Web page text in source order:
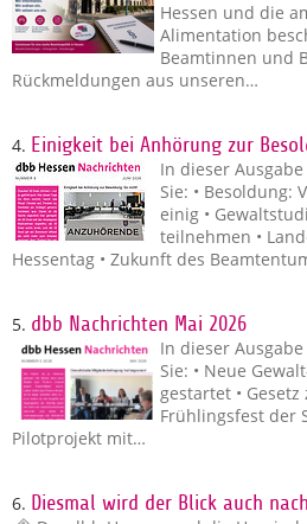
Hessen und die
Alimentation
Beamtinnen und
Rückmeldungen aus unseren…
4. Einigkeit bei Anhörung zur
In dieser
Sie: • Besoldung:
einig •
teilnehmen •
Hessentag • Zukunft des
5. dbb Nachrichten Mai 2026
In dieser
Sie: • Neue
gestartet •
Frühlingsfest der
Pilotprojekt mit…
6. Diesmal wird der Blick auch